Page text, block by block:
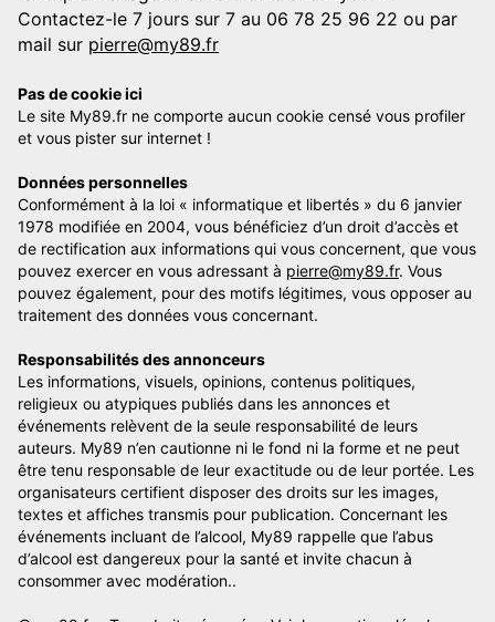
Contactez-le 7 jours sur 7 au 06 78 25 96 22 ou par
mail sur pierre@my89.fr
Pas de cookie ici
Le site My89.fr ne comporte aucun cookie censé vous profiler
et vous pister sur internet !
Données personnelles
Conformément à la loi « informatique et libertés » du 6 janvier
1978 modifiée en 2004, vous bénéficiez d’un droit d’accès et
de rectification aux informations qui vous concernent, que vous
pouvez exercer en vous adressant à pierre@my89.fr. Vous
pouvez également, pour des motifs légitimes, vous opposer au
traitement des données vous concernant.
Responsabilités des annonceurs
Les informations, visuels, opinions, contenus politiques,
religieux ou atypiques publiés dans les annonces et
événements relèvent de la seule responsabilité de leurs
auteurs. My89 n’en cautionne ni le fond ni la forme et ne peut
être tenu responsable de leur exactitude ou de leur portée. Les
organisateurs certifient disposer des droits sur les images,
textes et affiches transmis pour publication. Concernant les
événements incluant de l’alcool, My89 rappelle que l’abus
d’alcool est dangereux pour la santé et invite chacun à
consommer avec modération..